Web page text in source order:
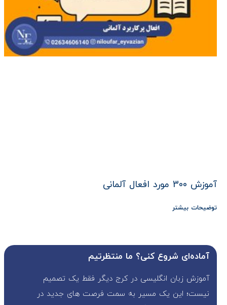
آموزش 300 مورد افعال آلمانی
توضیحات بیشتر
آماده‌ای شروع کنی؟ ما منتظرتیم
آموزش زبان انگلیسی در کرج دیگر فقط یک تصمیم
نیست؛ این یک مسیر به سمت فرصت های جدید در